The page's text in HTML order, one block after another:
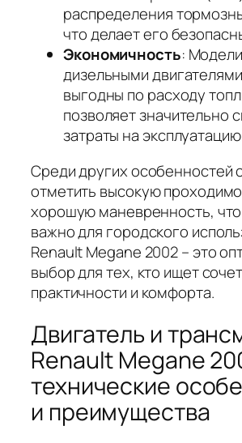
распределения
что делает его
Экономичность:
дизельными
выгодны по расходу
позволяет значительно
затраты на
Среди других особенностей
отметить высокую
хорошую маневренность,
важно для городского
Renault Megane 2002 – это
выбор для тех, кто ищет
практичности и комфорта.
Двигатель и
Renault Megane
технические
и преимущества